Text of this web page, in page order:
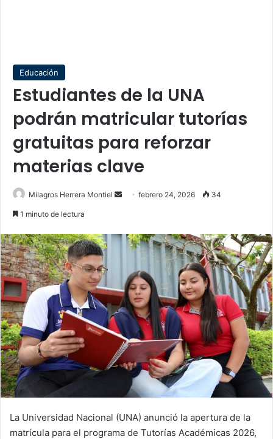
Educación
Estudiantes de la UNA
podrán matricular tutorías
gratuitas para reforzar
materias clave
Milagros Herrera Montiel
Sendfebrero 24, 2026 34
1 minuto de lectura
La Universidad Nacional (UNA) anunció la apertura de la
matrícula para el programa de Tutorías Académicas 2026,